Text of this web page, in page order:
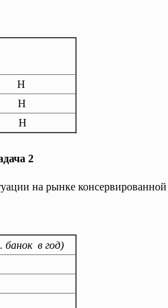
Н
Н
Н
2
на рынке
банок в год)